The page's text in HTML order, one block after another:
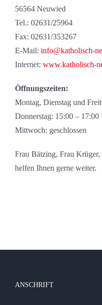
56564 Neuwied
Tel.: 02631/25964
Fax: 02631/353267
E-Mail: info@katholisch-
Internet: www.katholisch-
Öffnungszeiten:
Montag, Dienstag und
Donnerstag: 15:00 – 17:00
Mittwoch: geschlossen
Frau Bätzing, Frau Krüger,
helfen Ihnen gerne weiter.
ANSCHRIFT